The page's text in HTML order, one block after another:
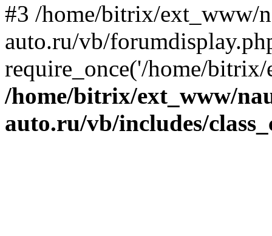
#3 /home/bitrix/ext_www/
auto.ru/vb/
require_once('/home/
/home/bitrix/ext_www/
auto.ru/vb/includes/